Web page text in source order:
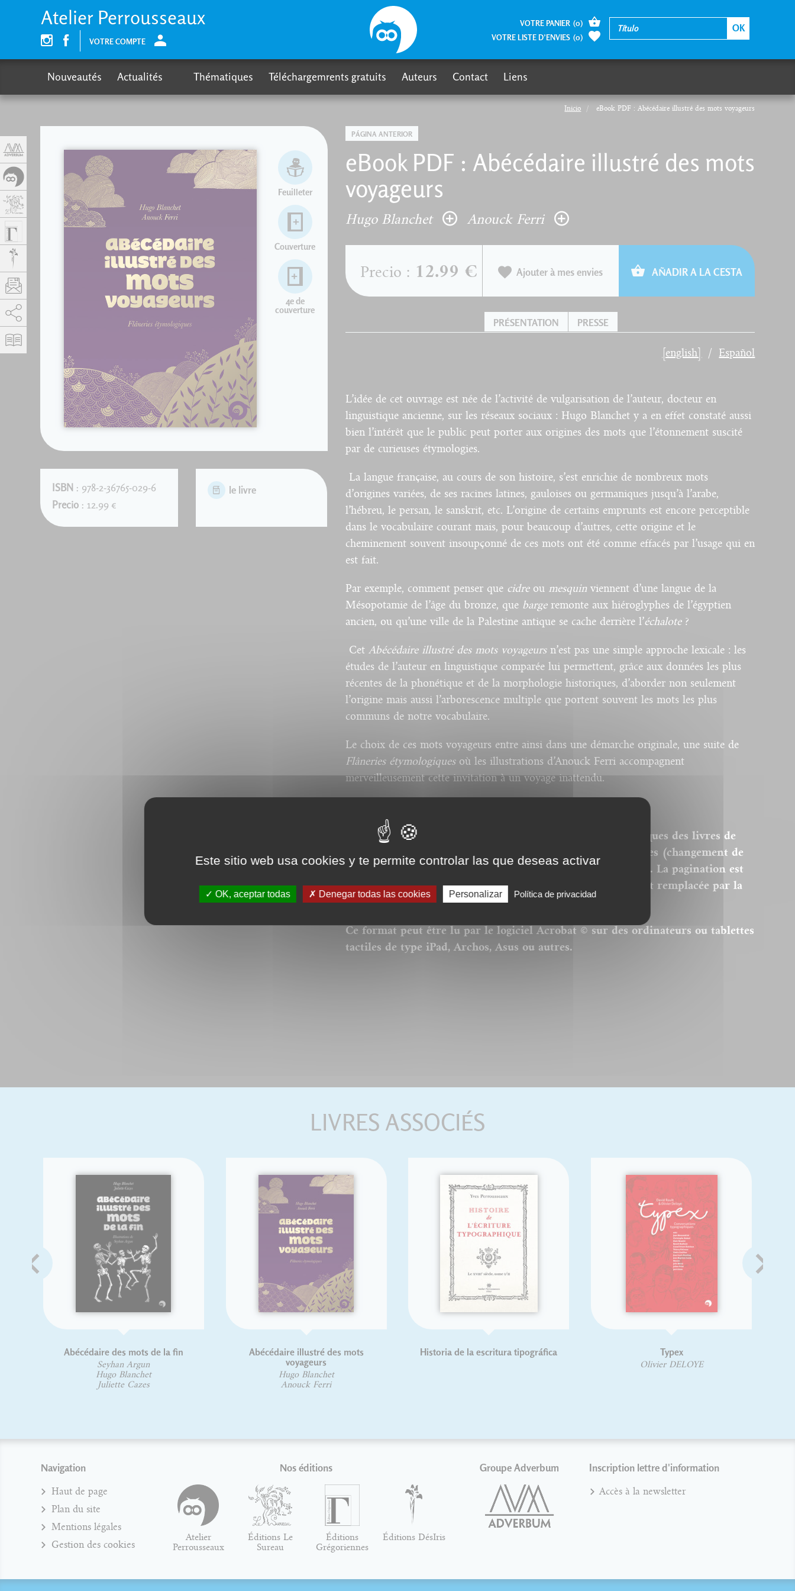
Inicio eBook PDF : Abécédaire illustré des mots voyageurs
PÁGINA ANTERIOR
eBook PDF : Abécédaire illustré des mots
voyageurs
Hugo Blanchet Anouck Ferri
Feuilleter
Couverture
4e de
couverture
ISBN : 978-2-36765-029-6
Precio: 12.99 €
le livre
Precio : 12.99 € Ajouter à mes envies AÑADIR A LA CESTA
PRÉSENTATION PRESSE
[english] Español
L’idée de cet ouvrage est née de l’activité de vulgarisation de l’auteur, docteur en
linguistique ancienne, sur les réseaux sociaux : Hugo Blanchet y a en effet constaté aussi
bien l’intérêt que le public peut porter aux origines des mots que l’étonnement suscité
par de curieuses étymologies.
La langue française, au cours de son histoire, s’est enrichie de nombreux mots
d’origines variées, de ses racines latines, gauloises ou germaniques jusqu’à l’arabe,
l’hébreu, le persan, le sanskrit, etc. L’origine de certains emprunts est encore perceptible
dans le vocabulaire courant mais, pour beaucoup d’autres, cette origine et le
cheminement souvent insoupçonné de ces mots ont été comme effacés par l’usage qui en
est fait.
Par exemple, comment penser que cidreou mesquinviennent d’une langue de la
Mésopotamie de l’âge du bronze, que bargeremonte aux hiéroglyphes de l’égyptien
ancien, ou qu’une ville de la Palestine antique se cache derrière l’échalote?
Cet Abécédaire illustré des mots voyageursn’est pas une simple approche lexicale : les
études de l’auteur en linguistique comparée lui permettent, grâce aux données les plus
récentes de la phonétique et de la morphologie historiques, d’aborder non seulement
l’origine mais aussi l’arborescence multiple que portent souvent les mots les plus
communs de notre vocabulaire.
Le choix de ces mots voyageurs entre ainsi dans une démarche originale, une suite de
Flâneries étymologiquesoù les illustrations d’Anouck Ferri accompagnent
merveilleusement cette invitation à un voyage inattendu.
Nos ebooks sont des versions PDF homothétiques des livres de
nos catalogues. Ils ne sont donc pas modifiables (changement de
corps pour la police, modification des images). La pagination est
donc respectée et la première page du livre est remplacée par la
couverture.
Ce format peut être lu par le logiciel Acrobat © sur des ordinateurs ou tablettes
tactiles de type iPad, Archos, Asus ou autres.
LIVRES ASSOCIÉS
Abécédaire des mots de la fin
Seyhan Argun
Hugo Blanchet
Juliette Cazes
Abécédaire illustré des mots
voyageurs
Hugo Blanchet
Anouck Ferri
Historia de la escritura tipográfica
Olivier DELOYE
Navigation
Haut de page
Plan du site
Mentions légales
Gestion des cookies
Nos éditions
Atelier
Perrousseaux
Éditions Le
Sureau
Éditions
Grégoriennes
Éditions DésIris
Groupe Adverbum Inscription lettre d'information
Accès à la newsletter
Atelier Perrousseaux
VOTRE COMPTE
VOTRE PANIER (0)
VOTRE LISTE D’ENVIES (0)
Nouveautés Actualités Thématiques Téléchargemrents gratuits Auteurs Contact Liens
Permitir
Panel de gestión de cookies
Este sitio web usa cookies y te permite controlar las que deseas activar
OK, aceptar todas Denegar todas las cookies Personalizar Política de privacidad